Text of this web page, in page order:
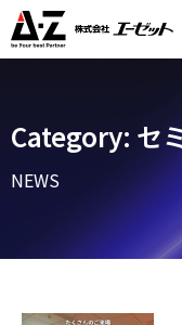
Category: セ
NEWS